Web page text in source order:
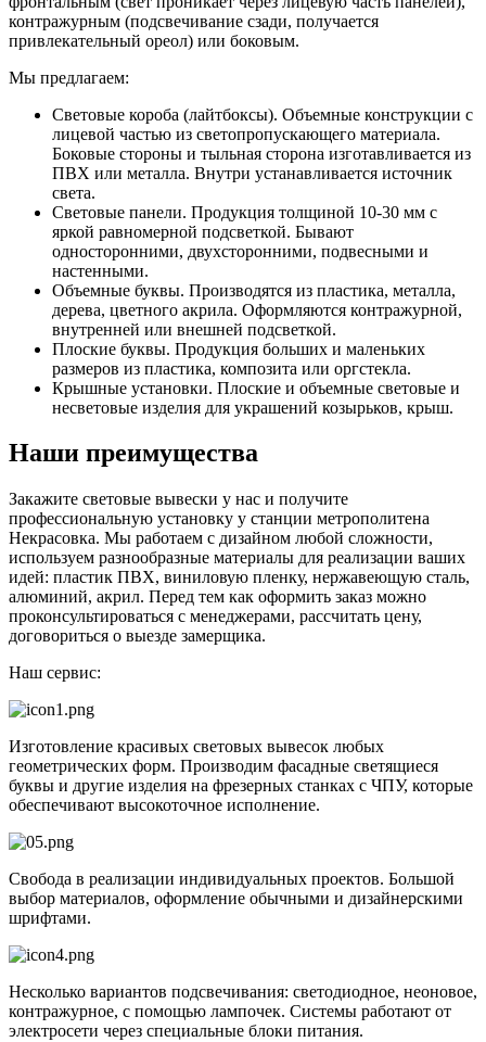
контражурным (подсвечивание сзади, получается
привлекательный ореол) или боковым.
Мы предлагаем:
Световые короба (лайтбоксы). Объемные конструкции с
лицевой частью из светопропускающего материала.
Боковые стороны и тыльная сторона изготавливается из
ПВХ или металла. Внутри устанавливается источник
света.
Световые панели. Продукция толщиной 10-30 мм с
яркой равномерной подсветкой. Бывают
односторонними, двухсторонними, подвесными и
настенными.
Объемные буквы. Производятся из пластика, металла,
дерева, цветного акрила. Оформляются контражурной,
внутренней или внешней подсветкой.
Плоские буквы. Продукция больших и маленьких
размеров из пластика, композита или оргстекла.
Крышные установки. Плоские и объемные световые и
несветовые изделия для украшений козырьков, крыш.
Наши преимущества
Закажите световые вывески у нас и получите
профессиональную установку у станции метрополитена
Некрасовка. Мы работаем с дизайном любой сложности,
используем разнообразные материалы для реализации ваших
идей: пластик ПВХ, виниловую пленку, нержавеющую сталь,
алюминий, акрил. Перед тем как оформить заказ можно
проконсультироваться с менеджерами, рассчитать цену,
договориться о выезде замерщика.
Наш сервис:
Изготовление красивых световых вывесок любых
геометрических форм. Производим фасадные светящиеся
буквы и другие изделия на фрезерных станках с ЧПУ, которые
обеспечивают высокоточное исполнение.
Свобода в реализации индивидуальных проектов. Большой
выбор материалов, оформление обычными и дизайнерскими
шрифтами.
Несколько вариантов подсвечивания: светодиодное, неоновое,
контражурное, с помощью лампочек. Системы работают от
электросети через специальные блоки питания.